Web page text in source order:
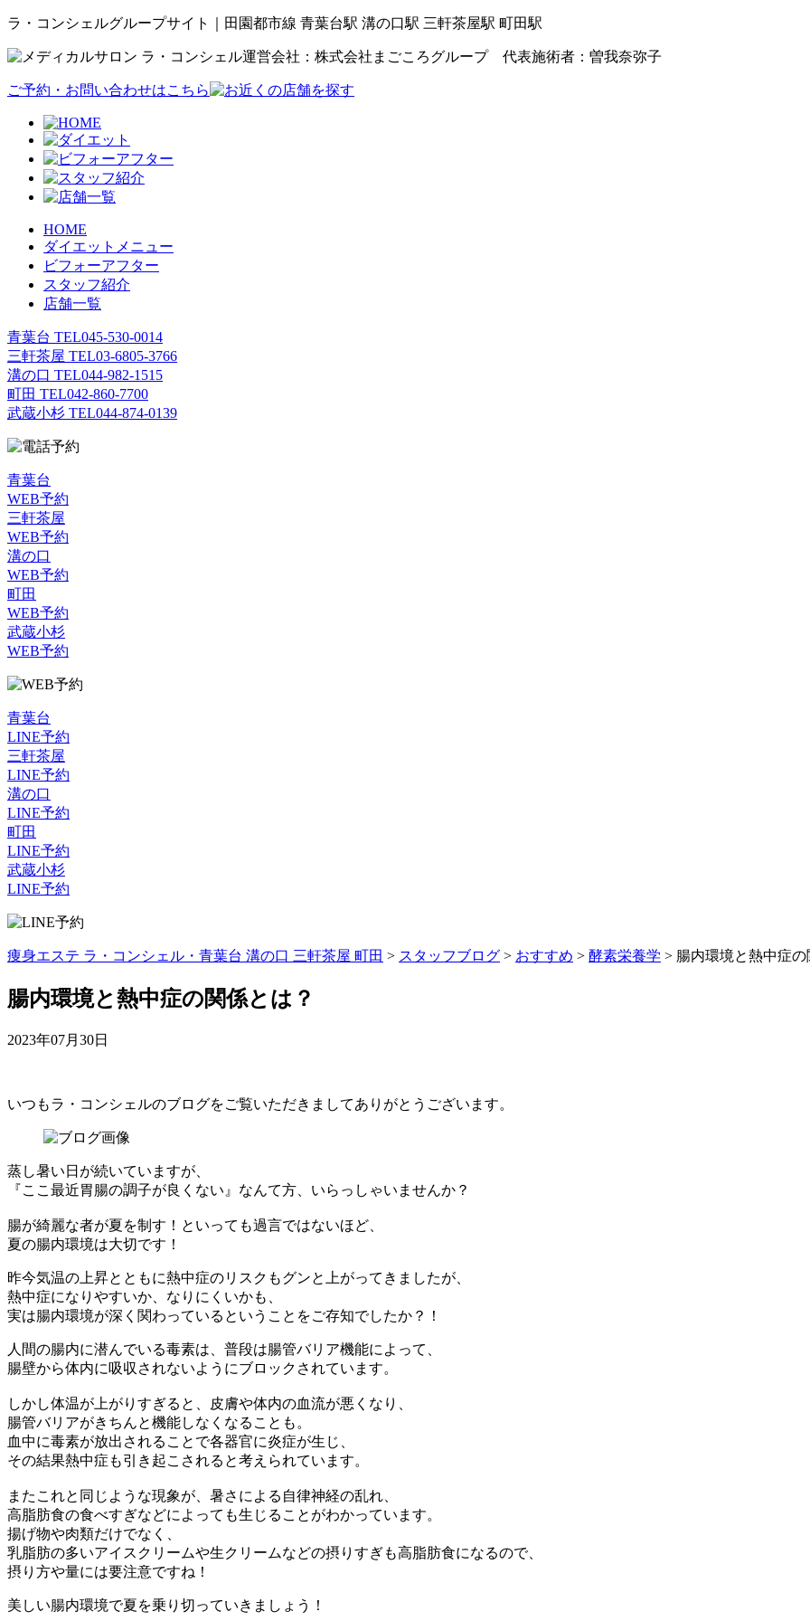
ラ・コンシェルグループサイト｜田園都市線 青葉台駅 溝の口駅 三軒茶屋駅 町田駅
運営会社：株式会社まごころグループ 代表施術者：曽我奈弥子
ご予約・お問い合わせはこちら
HOME
ダイエットメニュー
ビフォーアフター
スタッフ紹介
店舗一覧
青葉台 TEL045-530-0014
三軒茶屋 TEL03-6805-3766
溝の口 TEL044-982-1515
町田 TEL042-860-7700
武蔵小杉 TEL044-874-0139
青葉台
WEB予約
三軒茶屋
WEB予約
溝の口
WEB予約
町田
WEB予約
武蔵小杉
WEB予約
青葉台
LINE予約
三軒茶屋
LINE予約
溝の口
LINE予約
町田
LINE予約
武蔵小杉
LINE予約
痩身エステ ラ・コンシェル・青葉台 溝の口 三軒茶屋 町田 > スタッフブログ > おすすめ > 酵素栄養学 > 腸内環境と熱中症の
腸内環境と熱中症の関係とは？
2023年07月30日
いつもラ・コンシェルのブログをご覧いただきましてありがとうございます。
蒸し暑い日が続いていますが、
『ここ最近胃腸の調子が良くない』なんて方、いらっしゃいませんか？
腸が綺麗な者が夏を制す！といっても過言ではないほど、
夏の腸内環境は大切です！
昨今気温の上昇とともに熱中症のリスクもグンと上がってきましたが、
熱中症になりやすいか、なりにくいかも、
実は腸内環境が深く関わっているということをご存知でしたか？！
人間の腸内に潜んでいる毒素は、普段は腸管バリア機能によって、
腸壁から体内に吸収されないようにブロックされています。
しかし体温が上がりすぎると、皮膚や体内の血流が悪くなり、
腸管バリアがきちんと機能しなくなることも。
血中に毒素が放出されることで各器官に炎症が生じ、
その結果熱中症も引き起こされると考えられています。
またこれと同じような現象が、暑さによる自律神経の乱れ、
高脂肪食の食べすぎなどによっても生じることがわかっています。
揚げ物や肉類だけでなく、
乳脂肪の多いアイスクリームや生クリームなどの摂りすぎも高脂肪食になるので、
摂り方や量には要注意ですね！
美しい腸内環境で夏を乗り切っていきましょう！